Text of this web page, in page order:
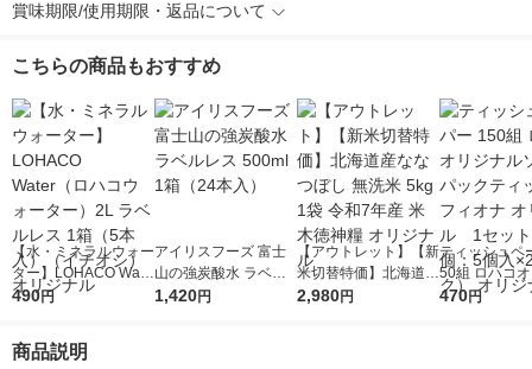
賞味期限/使用期限・返品について
こちらの商品もおすすめ
【水・ミネラルウォー
ター】LOHACO Wate
r（ロハコウォータ
シ） オリジナル
490円
アイリスフーズ 富士
山の強炭酸水 ラベル
レス 500ml 1箱（24
1,420円
【アウトレット】【新
米切替特価】北海道産
ななつぼし 無洗米 5k
2,980円
ティッシュペ
50組 ロハコ
ルソフトパッ
470円
商品説明